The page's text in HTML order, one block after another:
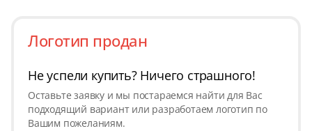
Логотип продан
Не успели купить? Ничего страшного!
Оставьте заявку и мы постараемся найти для Вас
подходящий вариант или разработаем логотип по
Вашим пожеланиям.